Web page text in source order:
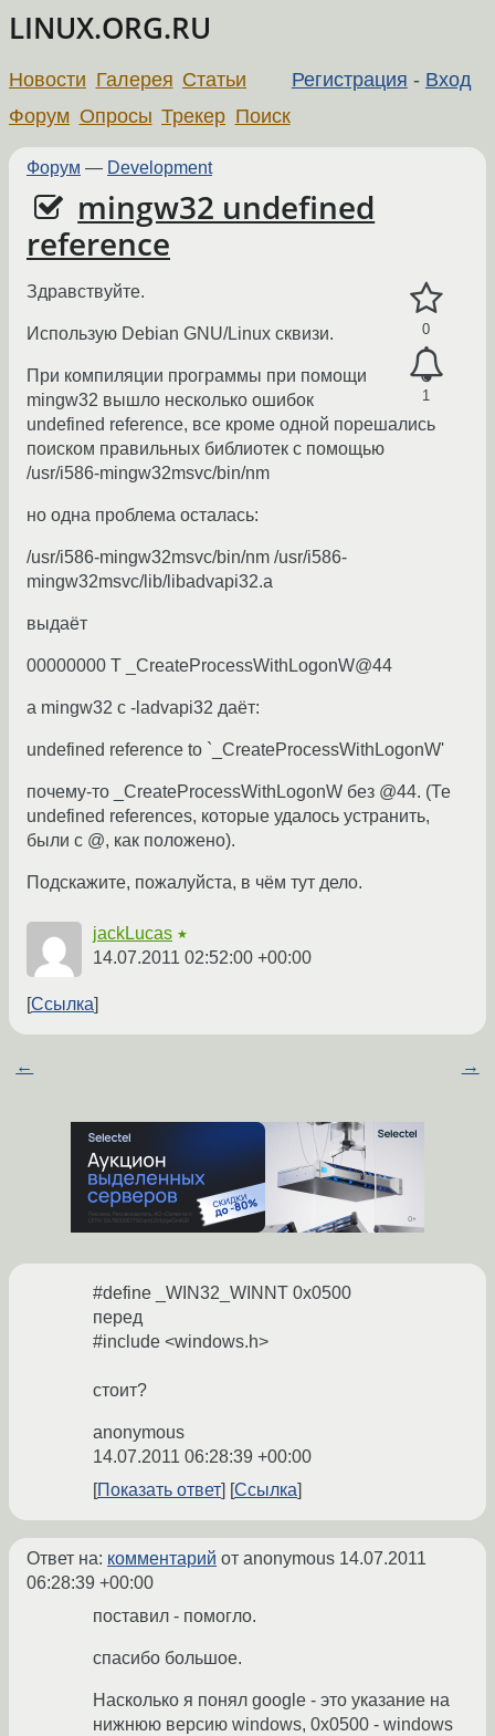
LINUX.ORG.RU
Регистрация - Вход
Новости Галерея Статьи
Форум Опросы Трекер Поиск
Форум — Development
mingw32 undefined
reference
0
1
Здравствуйте.
Использую Debian GNU/Linux сквизи.
При компиляции программы при помощи
mingw32 вышло несколько ошибок
undefined reference, все кроме одной порешались
поиском правильных библиотек с помощью
/usr/i586-mingw32msvc/bin/nm
но одна проблема осталась:
/usr/i586-mingw32msvc/bin/nm /usr/i586-
mingw32msvc/lib/libadvapi32.a
выдаёт
00000000 T _CreateProcessWithLogonW@44
а mingw32 с -ladvapi32 даёт:
undefined reference to `_CreateProcessWithLogonW'
почему-то _CreateProcessWithLogonW без @44. (Те
undefined references, которые удалось устранить,
были с @, как положено).
Подскажите, пожалуйста, в чём тут дело.
jackLucas ★
14.07.2011 02:52:00 +00:00
Ссылка
← →
#define _WIN32_WINNT 0x0500
перед
#include <windows.h>
стоит?
anonymous
14.07.2011 06:28:39 +00:00
Показать ответ
Ссылка
Ответ на: комментарий от anonymous 14.07.2011
06:28:39 +00:00
поставил - помогло.
спасибо большое.
Насколько я понял google - это указание на
нижнюю версию windows, 0x0500 - windows